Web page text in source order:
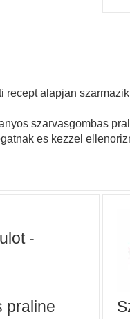
recept alapjan
szarvasgombas
es kezzel
-
praline